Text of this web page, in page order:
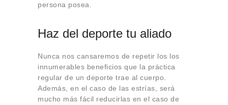
persona posea.
Haz del deporte tu aliado
Nunca nos cansaremos de repetir los los
innumerables beneficios que la práctica
regular de un deporte trae al cuerpo.
Además, en el caso de las estrías, será
mucho más fácil reducirlas en el caso de